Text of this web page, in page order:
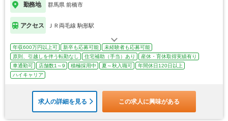
勤務地 群馬県 前橋市
アクセス ＪＲ両毛線 駒形駅
年収600万円以上可 新卒も応募可能
未経験者も応募可能
原則、引越しを伴う転勤なし
住宅補助（手当）あり
産休・育休取得実績有り
車通勤可
店舗数1～9 積極採用中 夏～秋入職可
年間休日120日以上
ハイキャリア
求人の詳細を見る この求人に興味がある